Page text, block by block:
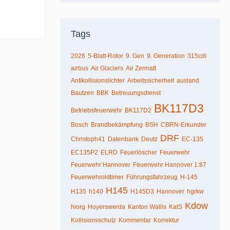
Tags
2026 5-Blatt-Rotor 9. Gen 9. Generation 315cdi
airbus Air Glaciers Air Zermatt
Antikollisionslichter Arbeitssicherheit ausland
Bautzen BBK Betreuungsdienst
Betriebsfeuerwehr BK117D2 BK117D3
Bosch Brandbekämpfung BSH CBRN-Erkunder
Christoph41 Datenbank Deutz DRF EC-135
EC135P2 ELRD Feuerlöscher Feuerwehr
Feuerwehr Hannover Feuerwehr Hannover 1:87
Feuerwehroldtimer Führungsfahrzeug H-145
H135 h140 H145 H145D3 Hannover hgrkw
hiorg Hoyerswerda Kanton Wallis KatS Kdow
Kollisionsschutz Kommentar Korrektur